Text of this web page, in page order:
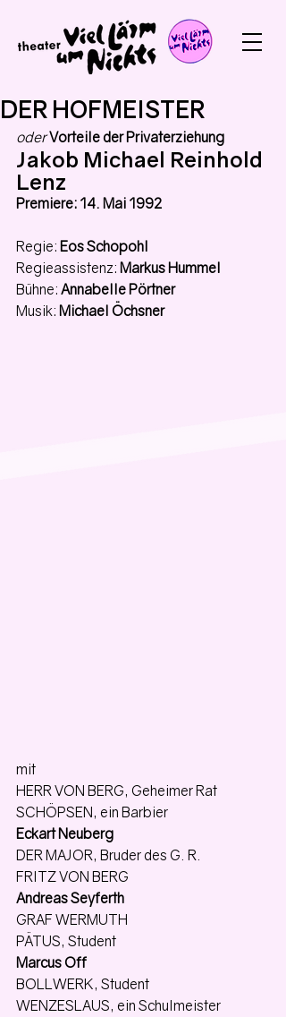
DER HOFMEISTER
oder Vorteile der Privaterziehung
Jakob Michael Reinhold
Lenz
Premiere: 14. Mai 1992
Regie: Eos Schopohl
Regieassistenz: Markus Hummel
Bühne: Annabelle Pörtner
Musik: Michael Öchsner
mit
HERR VON BERG, Geheimer Rat
SCHÖPSEN, ein Barbier
Eckart Neuberg
DER MAJOR, Bruder des G. R.
FRITZ VON BERG
Andreas Seyferth
GRAF WERMUTH
PÄTUS, Student
Marcus Off
BOLLWERK, Student
WENZESLAUS, ein Schulmeister